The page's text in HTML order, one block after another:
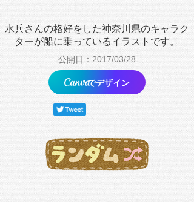
水兵さんの格好をした神奈川県のキャラク
ターが船に乗っているイラストです。
公開日：2017/03/28
でデザイン